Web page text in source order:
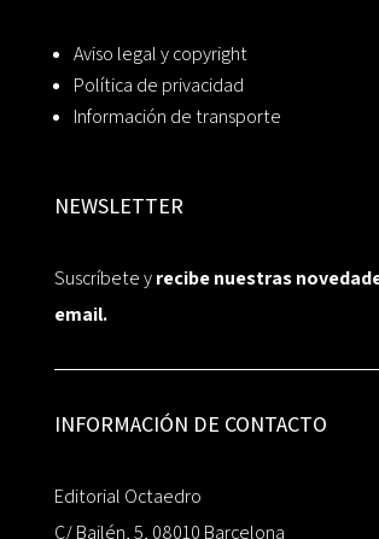
Aviso legal y copyright
Política de privacidad
Información de transporte
NEWSLETTER
Suscríbete yrecibe nuestras
email.
INFORMACIÓN DE CONTACTO
Editorial Octaedro
C/ Bailén, 5, 08010 Barcelona